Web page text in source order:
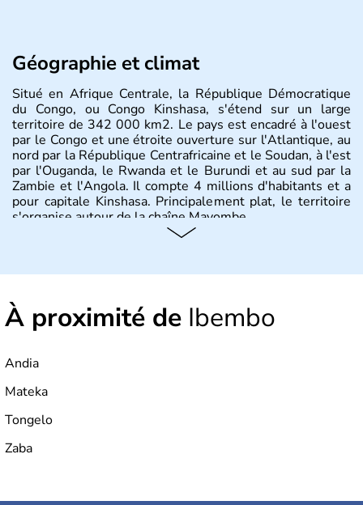
Géographie et climat
Situé en Afrique Centrale, la République Démocratique
du Congo, ou Congo Kinshasa, s'étend sur un large
territoire de 342 000 km2. Le pays est encadré à l'ouest
par le Congo et une étroite ouverture sur l'Atlantique, au
nord par la République Centrafricaine et le Soudan, à l'est
par l'Ouganda, le Rwanda et le Burundi et au sud par la
Zambie et l'Angola. Il compte 4 millions d'habitants et a
pour capitale Kinshasa. Principalement plat, le territoire
s'organise autour de la chaîne Mayombe.
À proximité de Ibembo
Andia
Mateka
Tongelo
Zaba